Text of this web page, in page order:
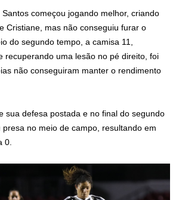
começou jogando melhor, criando
Cristiane, mas não conseguiu furar o
do segundo tempo, a camisa 11,
recuperando uma lesão no pé direito, foi
não conseguiram manter o rendimento
sua defesa postada e no final do segundo
no meio de campo, resultando em
0.